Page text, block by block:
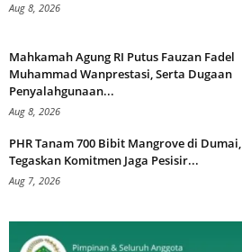
Aug 8, 2026
Mahkamah Agung RI Putus Fauzan Fadel
Muhammad Wanprestasi, Serta Dugaan
Penyalahgunaan...
Aug 8, 2026
PHR Tanam 700 Bibit Mangrove di Dumai,
Tegaskan Komitmen Jaga Pesisir...
Aug 7, 2026